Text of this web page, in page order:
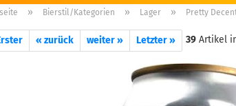
» Bierstil/Kategorien » Lager » Pretty
« zurück weiter » Letzter » 39 Artikel